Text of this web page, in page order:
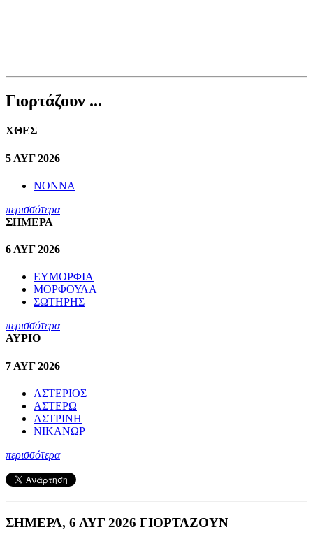
Γιορτάζουν ...
ΧΘΕΣ
5 ΑΥΓ 2026
ΝΟΝΝΑ
περισσότερα
ΣΗΜΕΡΑ
6 ΑΥΓ 2026
ΕΥΜΟΡΦΙΑ
ΜΟΡΦΟΥΛΑ
ΣΩΤΗΡΗΣ
περισσότερα
ΑΥΡΙΟ
7 ΑΥΓ 2026
ΑΣΤΕΡΙΟΣ
ΑΣΤΕΡΩ
ΑΣΤΡΙΝΗ
ΝΙΚΑΝΩΡ
περισσότερα
ΣΗΜΕΡΑ, 6 ΑΥΓ 2026 ΓΙΟΡΤΑΖΟΥΝ